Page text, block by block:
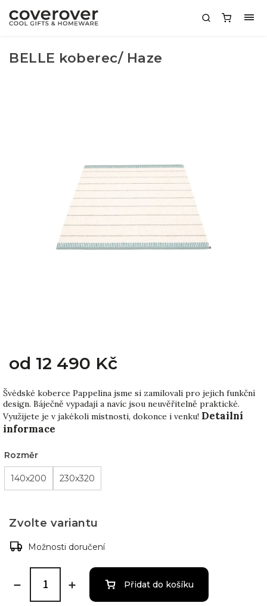
BELLE koberec/ Haze
od 12 490 Kč
Švédské koberce Pappelina jsme si zamilovali pro jejich funkční
design. Báječně vypadají a navíc jsou neuvěřitelně praktické.
Využijete je v jakékoli místnosti, dokonce i venku! Detailní
informace
Rozměr
140x200 230x320
Zvolte variantu
Možnosti doručení
Přidat do košíku